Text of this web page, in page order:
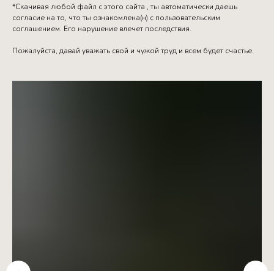
*Скачивая любой файл с этого сайта , ты автоматически даешь
согласие на то, что ты ознакомлена(н) с пользовательским
соглашением. Его нарушение влечет последствия.
Пожалуйста, давай уважать свой и чужой труд и всем будет счастье.